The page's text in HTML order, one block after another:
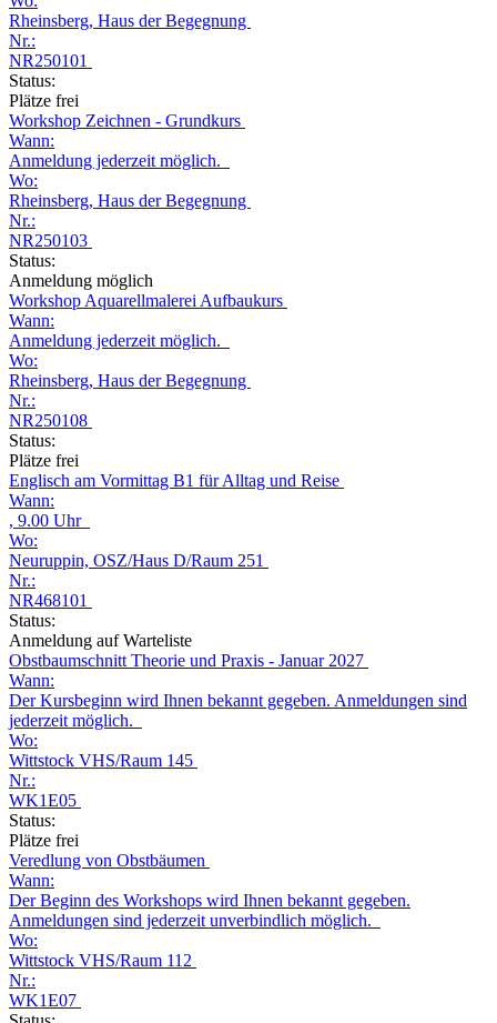
Rheinsberg, Haus der Begegnung
Nr.:
NR250101
Status:
Plätze frei
Workshop Zeichnen - Grundkurs
Wann:
Anmeldung jederzeit möglich.
Wo:
Rheinsberg, Haus der Begegnung
Nr.:
NR250103
Status:
Anmeldung möglich
Workshop Aquarellmalerei Aufbaukurs
Wann:
Anmeldung jederzeit möglich.
Wo:
Rheinsberg, Haus der Begegnung
Nr.:
NR250108
Status:
Plätze frei
Englisch am Vormittag B1 für Alltag und Reise
Wann:
, 9.00 Uhr
Wo:
Neuruppin, OSZ/Haus D/Raum 251
Nr.:
NR468101
Status:
Anmeldung auf Warteliste
Obstbaumschnitt Theorie und Praxis - Januar 2027
Wann:
Der Kursbeginn wird Ihnen bekannt gegeben. Anmeldungen sind
jederzeit möglich.
Wo:
Wittstock VHS/Raum 145
Nr.:
WK1E05
Status:
Plätze frei
Veredlung von Obstbäumen
Wann:
Der Beginn des Workshops wird Ihnen bekannt gegeben.
Anmeldungen sind jederzeit unverbindlich möglich.
Wo:
Wittstock VHS/Raum 112
Nr.:
WK1E07